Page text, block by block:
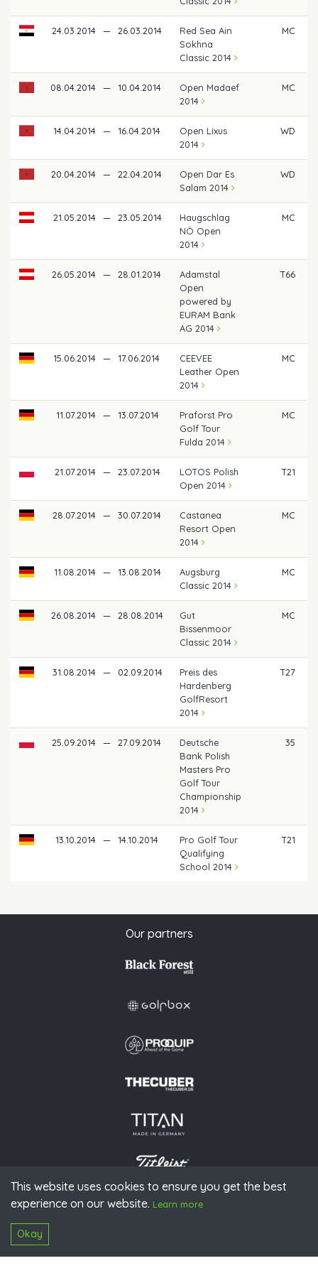
This website uses cookies to ensure you get the best
experience on our website. Learn more
Okay
24.03.2014 — 26.03.2014
Red Sea Ain
Sokhna
Classic 2014
MC
08.04.2014 — 10.04.2014
Open Madaef
2014
MC
14.04.2014 — 16.04.2014
Open Lixus
2014
WD
20.04.2014 — 22.04.2014
Open Dar Es
Salam 2014
WD
21.05.2014 — 23.05.2014
Haugschlag
NÖ Open
2014
MC
26.05.2014 — 28.01.2014
Adamstal
Open
powered by
EURAM Bank
AG 2014
T66
15.06.2014 — 17.06.2014
CEEVEE
Leather Open
2014
MC
11.07.2014 — 13.07.2014
Praforst Pro
Golf Tour
Fulda 2014
MC
21.07.2014 — 23.07.2014
LOTOS Polish
Open 2014
T21
28.07.2014 — 30.07.2014
Castanea
Resort Open
2014
MC
11.08.2014 — 13.08.2014
Augsburg
Classic 2014
MC
26.08.2014 — 28.08.2014
Gut
Bissenmoor
Classic 2014
MC
31.08.2014 — 02.09.2014
Preis des
Hardenberg
GolfResort
2014
T27
25.09.2014 — 27.09.2014
Deutsche
Bank Polish
Masters Pro
Golf Tour
Championship
2014
35
13.10.2014 — 14.10.2014
Pro Golf Tour
Qualifying
School 2014
T21
Our partners
© 2026 PGAoG